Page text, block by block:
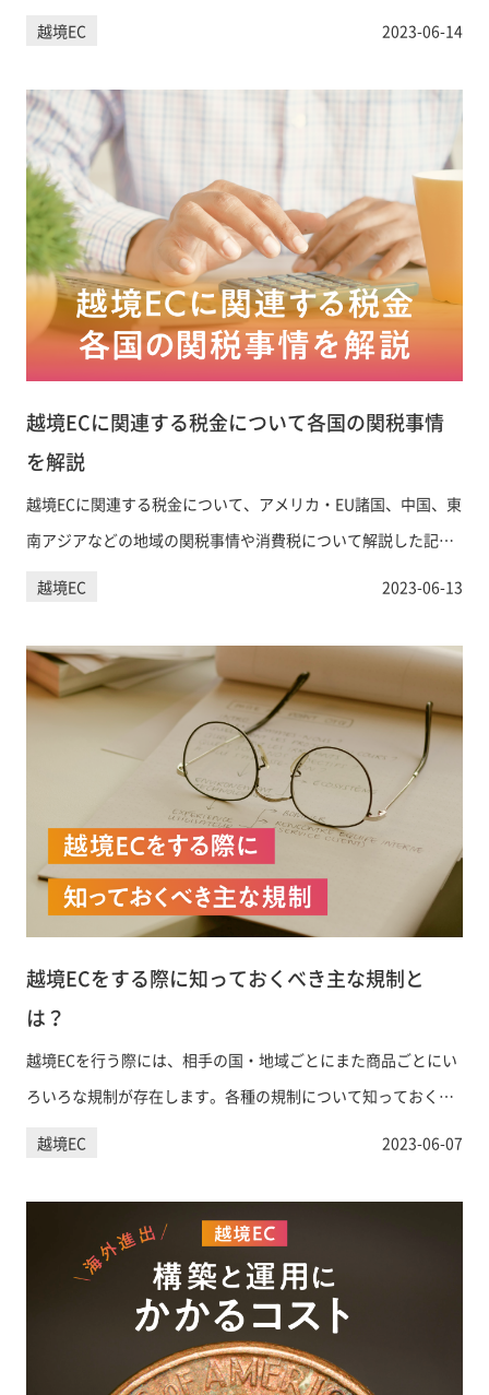
越境EC 2023-06-14
越境ECに関連する税金について各国の関税事情
を解説
越境ECに関連する税金について、アメリカ・EU諸国、中国、東
南アジアなどの地域の関税事情や消費税について解説した記事
です。
越境EC 2023-06-13
越境ECをする際に知っておくべき主な規制と
は？
越境ECを行う際には、相手の国・地域ごとにまた商品ごとにい
ろいろな規制が存在します。各種の規制について知っておくべ
きポイントを解説しています。
越境EC 2023-06-07